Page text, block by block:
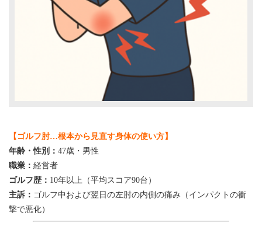
【ゴルフ肘…根本から見直す身体の使い方】
年齢・性別： 47歳・男性
職業： 経営者
ゴルフ歴： 10年以上（平均スコア90台）
主訴： ゴルフ中および翌日の左肘の内側の痛み（インパクトの衝
撃で悪化）